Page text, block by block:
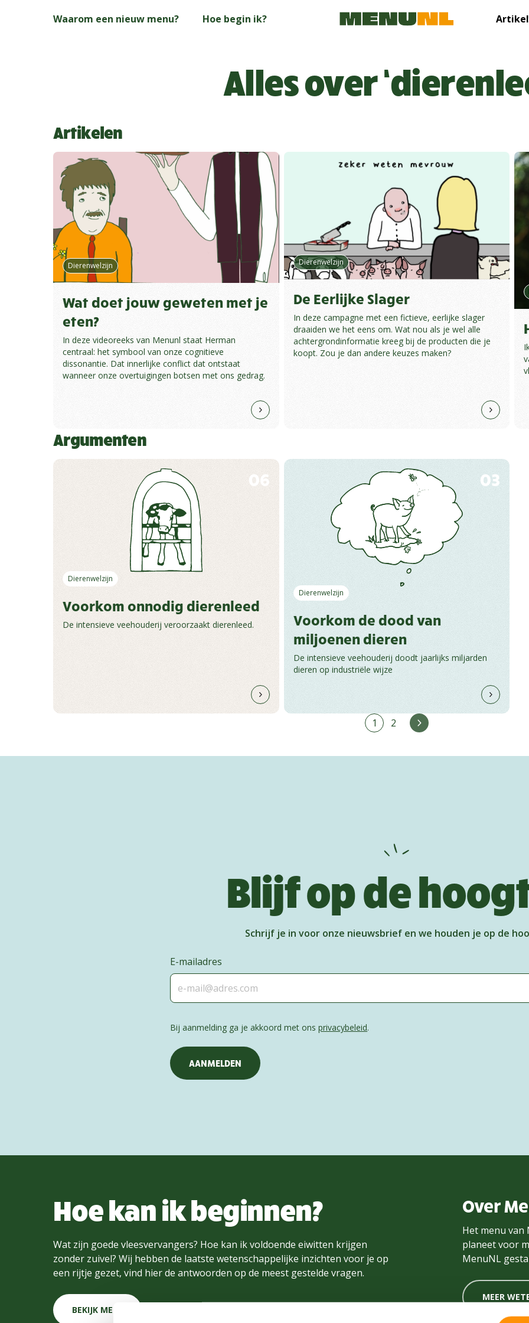
Waarom een nieuw menu? Hoe begin ik?
Alles over
Artikelen
Dierenwelzijn
Wat doet jouw geweten met je
eten?
In deze videoreeks van Menunl staat Herman
centraal: het symbool van onze cognitieve
dissonantie. Dat innerlijke conflict dat ontstaat
wanneer onze overtuigingen botsen met ons gedrag.
Dierenwelzijn
De Eerlijke Slager
In deze campagne met een fictieve, eerlijke slager
draaiden we het eens om. Wat nou als je wel alle
achtergrondinformatie kreeg bij de producten die je
koopt. Zou je dan andere keuzes maken?
Argumenten
Dierenwelzijn
06
Voorkom onnodig dierenleed
De intensieve veehouderij veroorzaakt dierenleed.
Dierenwelzijn
03
Voorkom de dood van
miljoenen dieren
De intensieve veehouderij doodt jaarlijks miljarden
dieren op industriële wijze
1 2 Volgende
Blijf op de
Schrijf je in voor onze nieuwsbrief en we houden je op de
E-mailadres
Bij aanmelding ga je akkoord met onsprivacybeleid.
Hoe kan ik beginnen?
Wat zijn goede vleesvervangers? Hoe kan ik voldoende eiwitten krijgen
zonder zuivel? Wij hebben de laatste wetenschappelijke inzichten voor je op
een rijtje gezet, vind hier de antwoorden op de meest gestelde vragen.
BEKIJK MEER
Over
Het menu van
planeet voor
MenuNL
MEER